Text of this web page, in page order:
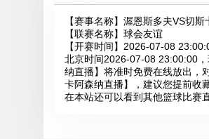
【赛事名称】 渥恩斯多夫VS切斯
【联赛名称】 球会友谊
【开赛时间】 2026-07-08
北京时间2026-07-08 23:00:00
纳直播】将准时免费在线放出，
卡阿森纳直播】，建议您提前收
在本站还可以看到其他篮球比赛